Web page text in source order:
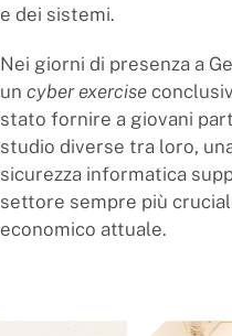
e dei sistemi.
Nei giorni di presenza a
un cyber exercise
stato fornire a giovani
studio diverse tra loro,
sicurezza informatica
settore sempre più
economico attuale.